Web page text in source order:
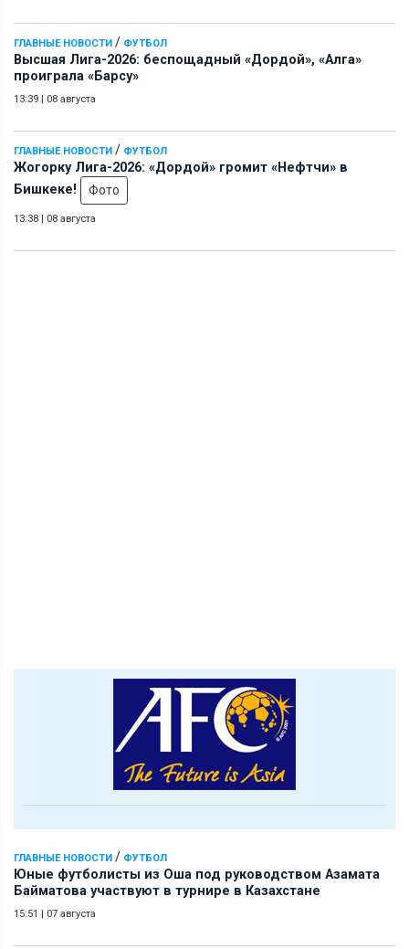
ГЛАВНЫЕ НОВОСТИ / ФУТБОЛ
Высшая Лига-2026: беспощадный «Дордой», «Алга»
проиграла «Барсу»
13:39 | 08 августа
ГЛАВНЫЕ НОВОСТИ / ФУТБОЛ
Жогорку Лига-2026: «Дордой» громит «Нефтчи» в
Бишкеке!
Фото
13:38 | 08 августа
ГЛАВНЫЕ НОВОСТИ / ФУТБОЛ
Юные футболисты из Оша под руководством Азамата
Байматова участвуют в турнире в Казахстане
15:51 | 07 августа